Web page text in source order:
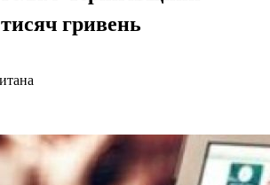
гривень